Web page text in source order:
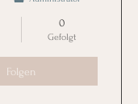
0
Gefolgt
Folgen